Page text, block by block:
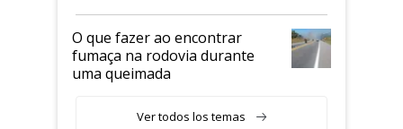
O que fazer ao encontrar
fumaça na rodovia durante
uma queimada
Ver todos los temas